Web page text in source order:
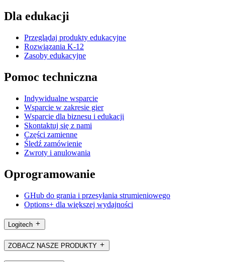
Dla edukacji
Przeglądaj produkty edukacyjne
Rozwiązania K-12
Zasoby edukacyjne
Pomoc techniczna
Indywidualne wsparcie
Wsparcie w zakresie gier
Wsparcie dla biznesu i edukacji
Skontaktuj się z nami
Części zamienne
Śledź zamówienie
Zwroty i anulowania
Oprogramowanie
GHub do grania i przesyłania strumieniowego
Options+ dla większej wydajności
Logitech
ZOBACZ NASZE PRODUKTY